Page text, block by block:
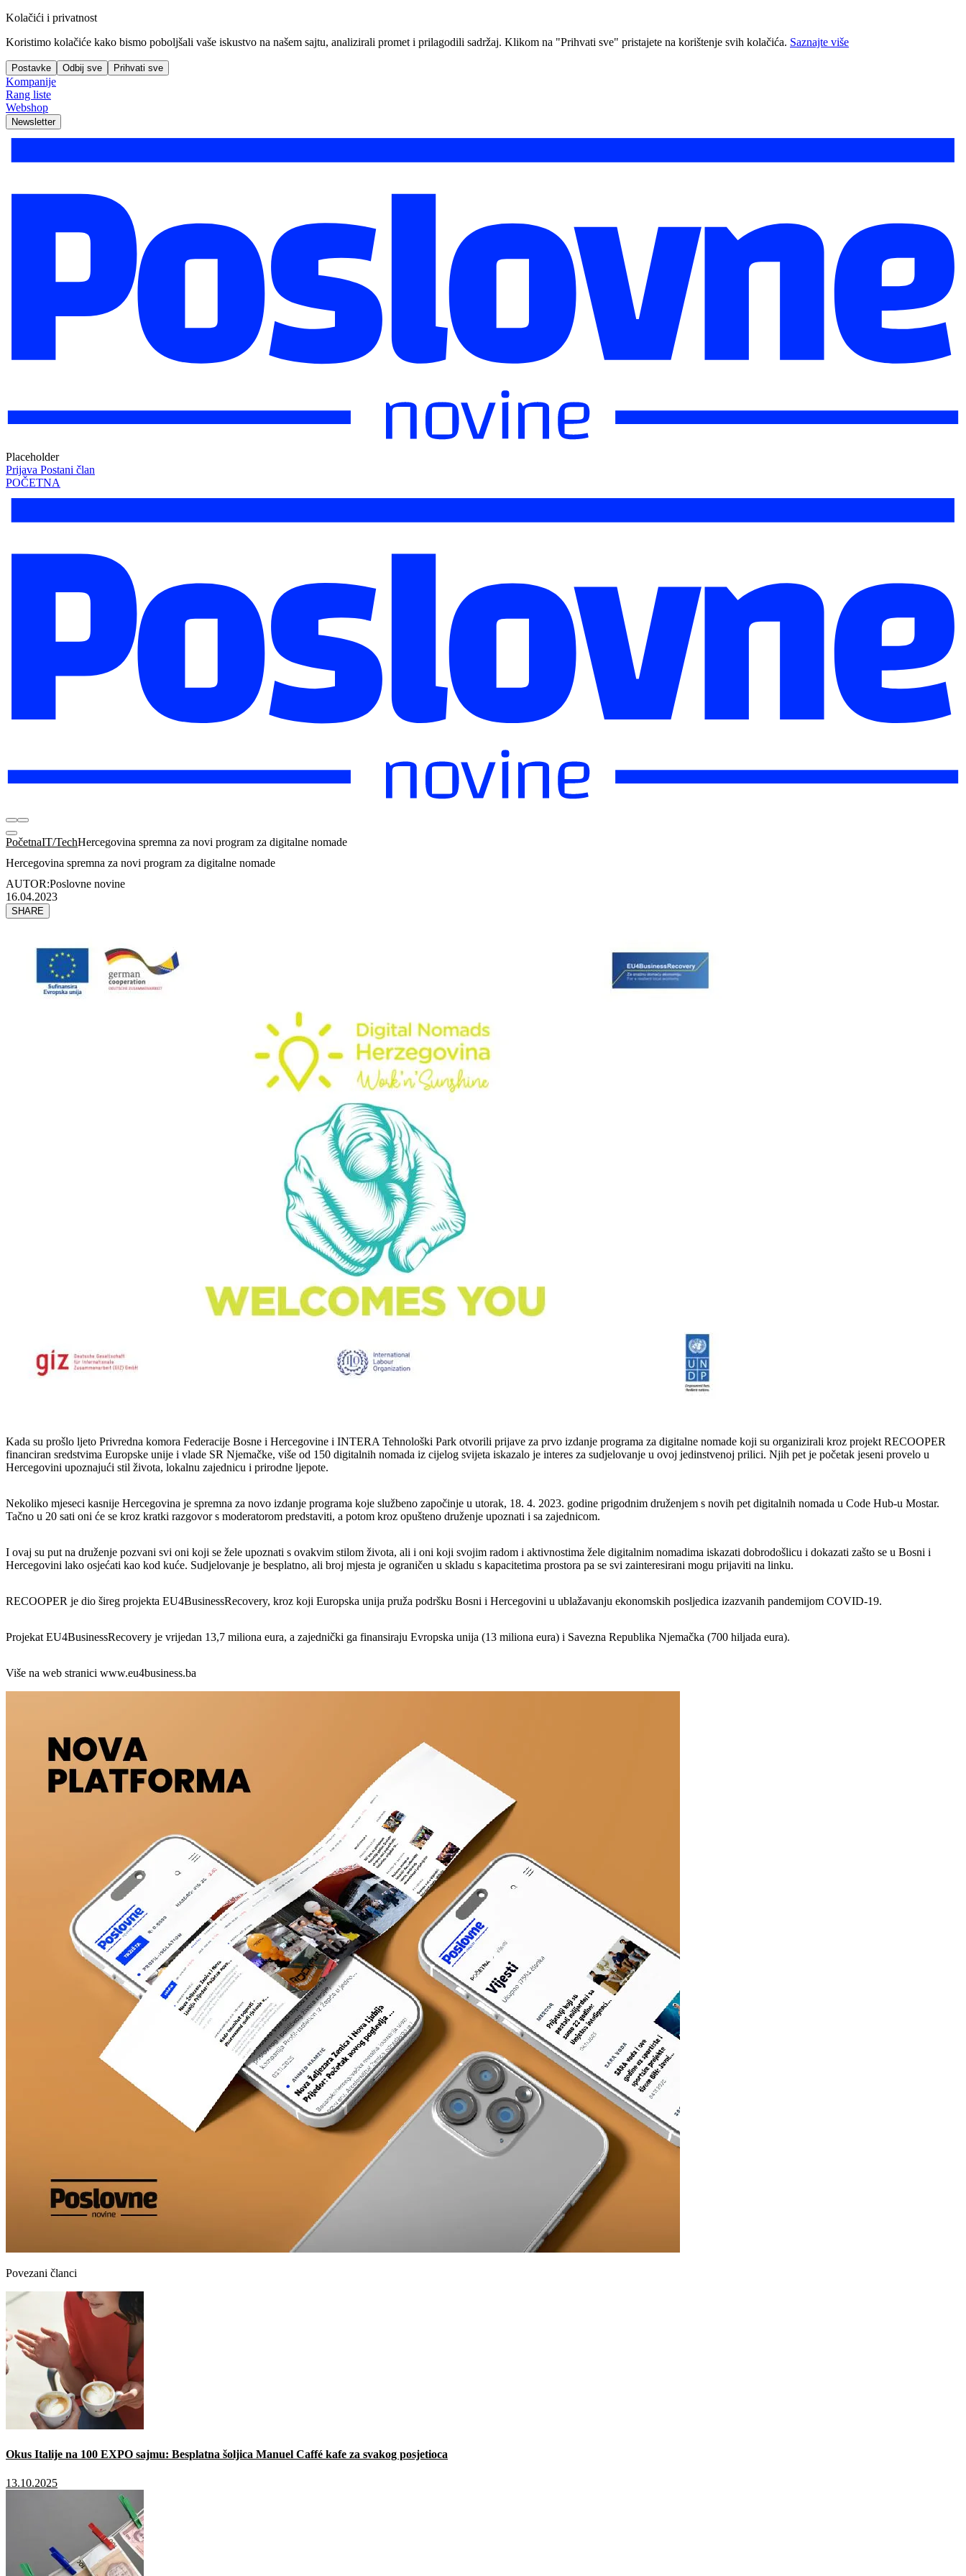
Kolačići i privatnost
Koristimo kolačiće kako bismo poboljšali vaše iskustvo na našem sajtu, analizirali promet i prilagodili sadržaj. Klikom na "Prihvati sve" pristajete na korištenje svih kolačića. Saznajte više
Postavke Odbij sve Prihvati sve
Kompanije
Rang liste
Webshop
Newsletter
Placeholder
Prijava Postani član
POČETNA
PočetnaIT/TechHercegovina spremna za novi program za digitalne nomade
Hercegovina spremna za novi program za digitalne nomade
AUTOR:Poslovne novine
16.04.2023
SHARE
Kada su prošlo ljeto Privredna komora Federacije Bosne i Hercegovine i INTERA Tehnološki Park otvorili prijave za prvo izdanje programa za digitalne nomade koji su organizirali kroz projekt RECOOPER
financiran sredstvima Europske unije i vlade SR Njemačke, više od 150 digitalnih nomada iz cijelog svijeta iskazalo je interes za sudjelovanje u ovoj jedinstvenoj prilici. Njih pet je početak jeseni provelo u
Hercegovini upoznajući stil života, lokalnu zajednicu i prirodne ljepote.
Nekoliko mjeseci kasnije Hercegovina je spremna za novo izdanje programa koje službeno započinje u utorak, 18. 4. 2023. godine prigodnim druženjem s novih pet digitalnih nomada u Code Hub-u Mostar.
Tačno u 20 sati oni će se kroz kratki razgovor s moderatorom predstaviti, a potom kroz opušteno druženje upoznati i sa zajednicom.
I ovaj su put na druženje pozvani svi oni koji se žele upoznati s ovakvim stilom života, ali i oni koji svojim radom i aktivnostima žele digitalnim nomadima iskazati dobrodošlicu i dokazati zašto se u Bosni i
Hercegovini lako osjećati kao kod kuće. Sudjelovanje je besplatno, ali broj mjesta je ograničen u skladu s kapacitetima prostora pa se svi zainteresirani mogu prijaviti na linku.
RECOOPER je dio šireg projekta EU4BusinessRecovery, kroz koji Europska unija pruža podršku Bosni i Hercegovini u ublažavanju ekonomskih posljedica izazvanih pandemijom COVID-19.
Projekat EU4BusinessRecovery je vrijedan 13,7 miliona eura, a zajednički ga finansiraju Evropska unija (13 miliona eura) i Savezna Republika Njemačka (700 hiljada eura).
Više na web stranici www.eu4business.ba
Povezani članci
Okus Italije na 100 EXPO sajmu: Besplatna šoljica Manuel Caffé kafe za svakog posjetioca
13.10.2025